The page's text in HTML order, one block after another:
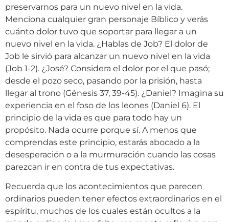
preservarnos para un nuevo nivel en la vida.
Menciona cualquier gran personaje Bíblico y verás
cuánto dolor tuvo que soportar para llegar a un
nuevo nivel en la vida. ¿Hablas de Job? El dolor de
Job le sirvió para alcanzar un nuevo nivel en la vida
(Job 1-2). ¿José? Considera el dolor por el que pasó;
desde el pozo seco, pasando por la prisión, hasta
llegar al trono (Génesis 37, 39-45). ¿Daniel? Imagina su
experiencia en el foso de los leones (Daniel 6). El
principio de la vida es que para todo hay un
propósito. Nada ocurre porque sí. A menos que
comprendas este principio, estarás abocado a la
desesperación o a la murmuración cuando las cosas
parezcan ir en contra de tus expectativas.
Recuerda que los acontecimientos que parecen
ordinarios pueden tener efectos extraordinarios en el
espíritu, muchos de los cuales están ocultos a la